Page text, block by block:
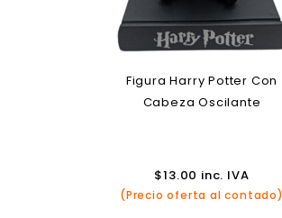
Figura Harry Potter Con
Cabeza Oscilante
$13.00 inc. IVA
(Precio oferta al contado)